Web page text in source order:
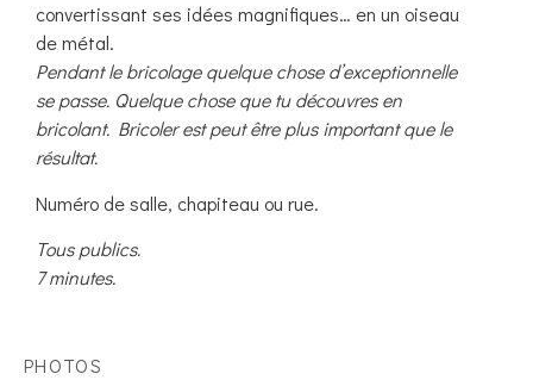
convertissant ses idées magnifiques… en un oiseau
de métal.
Pendant le bricolage quelque chose d’exceptionnelle
se passe. Quelque chose que tu découvres en
bricolant. Bricoler est peut être plus important que le
résultat.
Numéro de salle, chapiteau ou rue.
Tous publics.
7 minutes.
PHOTOS